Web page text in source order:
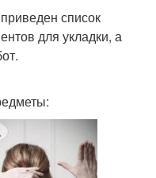
список
для укладки, а